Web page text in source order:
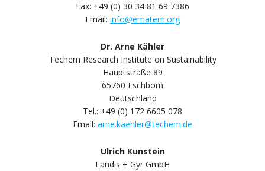
Fax: +49 (0) 30 34 81 69 7386
Email: info@ematem.org
Dr. Arne Kähler
Techem Research Institute on Sustainability
Hauptstraße 89
65760 Eschborn
Deutschland
Tel.: +49 (0) 172 6605 078
Email: arne.kaehler@techem.de
Ulrich Kunstein
Landis + Gyr GmbH